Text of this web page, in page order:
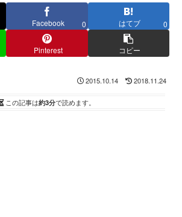
Facebook 0 はてブ 0
Pinterest コピー
2015.10.14 2018.11.24
この記事は約3分で読めます。